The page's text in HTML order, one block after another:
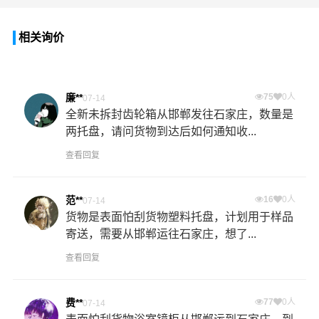
相关询价
廉**07-14 75 0人
全新未拆封齿轮箱从邯郸发往石家庄，数量是
两托盘，请问货物到达后如何通知收...
查看回复
范**07-14 16 0人
货物是表面怕刮货物塑料托盘，计划用于样品
寄送，需要从邯郸运往石家庄，想了...
查看回复
费**07-14 77 0人